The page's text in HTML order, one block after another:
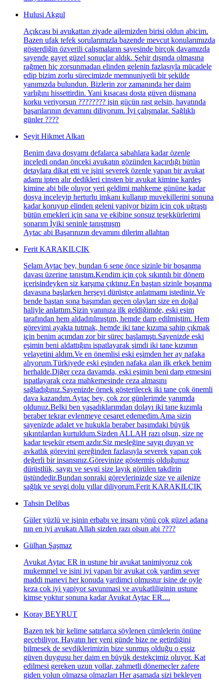
Hulusi Akgul
Açıkcası bi avukattan ziyade ailemizden birisi oldun abicim.
Bazen ufak tefek sorularımızla bazende mevcut konularımızda
gösterdiğin özverili çalışmaların sayesinde birçok davamızda
sayende gayet güzel sonuçlar aldık. Şehir dışında olmasına
rağmen hiç zorsunmadan elinden gelenin fazlasıyla mücadele
edip bizim zorlu sürecimizde memnuniyetli bir şekilde
yanımızda bulundun. Bizlerin zor zamanında her daim
varlığını hissettirdin. Yani kısacası dosta güven düşmana
korku veriyorsun ???????? işin gücün rast gelsin, hayatında
başarılarının devamını diliyorum. İyi çalışmalar. Sağlıklı
günler ????
Seyit Hikmet Alkan
Benim dava dosyamı defalarca sabahlara kadar özenle
inceledi ondan önceki avukatın gözünden kaçırdığı bütün
detaylara dikat etti ve işini severek özenle yapan bir avukat
adamı ipten alır dedikleri cinsten bir avukat kimine kardeş
kimine abi bile oluyor yeri geldimi mahkeme gününe kadar
dosya inceleyip herturlu imkanı kullanıp muvekillerini sonuna
kadar koruyup elinden geleni yapiyor bizim için çok uğraştı
bütün emekleri için sana ve ekibine sonsuz teşekkürlerimi
sonarım İyiki seninle tanışmışm
Aytac abi Başarınızın devamını dilerim allahtan
Ferit KARAKILÇIK
Selam Aytaç bey, bundan 6 sene önce sizinle bir boşanma
davası üzerine tanıştım.Kendim için çok sıkıntılı bir dönem
içerisindeyken siz karşıma çıktınız.En baştan sizinle boşanma
davasına başlarken herşeyi dürüstçe anlatmamı istediniz.Ve
bende baştan sona başımdan geçen olayları size en doğal
haliyle anlattım.Sizin yanınıza ilk geldiğimde, eski eşim
tarafından hem aldadıtılmıştım, hemde darp edilmiştim. Hem
görevimi ayakta tutmak, hemde iki tane kızıma sahip çıkmak
için benim açımdan zor bir süreç başlamıştı.Sayenizde eski
eşimin beni aldattığını ispatlayarak şimdi iki tane kızımın
velayetini aldım.Ve en önemlisi eski eşimden her ay nafaka
alıyorum.Türkiyede eski eşinden nafaka alan ilk erkek benim
herhalde.Diğer ceza davamda, eski eşimin beni darp etmesini
ispatlayarak ceza mahkemesinde ceza almasını
sağladığınız.Sayenizde örnek gösterilecek iki tane çok önemli
dava kazandım.Aytaç bey, çok zor günlerimde yanımda
oldunuz.Belki ben yaşadıklarımdan dolayı iki tane kızımla
beraber tekrar evlenmeye cesaret edemedim.Ama sizin
sayenizde adalet ve hukukla beraber başımdaki büyük
sıkıntılardan kurtuldum.Sizden ALLAH razı olsun, size ne
kadar teşekür etsem azdır.Siz mesleğine saygı duyan ve
avkatlık görevini gereğinden fazlasıyla severek yapan çok
değerli bir insansınız.Görevinize göstermiş olduğunuz
dürüstlük, saygı ve sevgi size layık görülen takdirin
üstündedir.Bundan sonraki görevlerinizde size ve ailenize
sağlık ve sevgi dolu yıllar diliyorum.Ferit KARAKILÇIK
Tahsin Delibas
Güler yüzlü ve işinin erbabı ve insanı yönü çok güzel adana
nın en iyi avukatı Allah sizden razı olsun abi ????
Gülhan Şaşmaz
Avukat Aytac ER in ustune bir avukat tanimiyoruz cok
mukemmel ve isini iyi yapan bir avukat cok yardim sever
maddi manevi her konuda yardimci olmustur isine de oyle
keza cok iyi yapiyor savunmasi ve avukatliliginin ustune
kimse yoktur sonuna kadar Avukat Aytac ER....
Koray BEYRUT
Bazen tek bir kelime satırlarca söylenen cümlelerin önüne
geçebiliyor. Hayatın her yeni günde bize ne getirdiğini
bilmesek de sevdiklerimizin bize sunmuş olduğu o eşsiz
güven duygusu her daim en büyük destekçimiz oluyor. Kat
edilmesi gereken uzun yollar, zahmetli dönemeçler zafere
giden yolun olmazsa olmazları Her aşamada sizi bekleyen